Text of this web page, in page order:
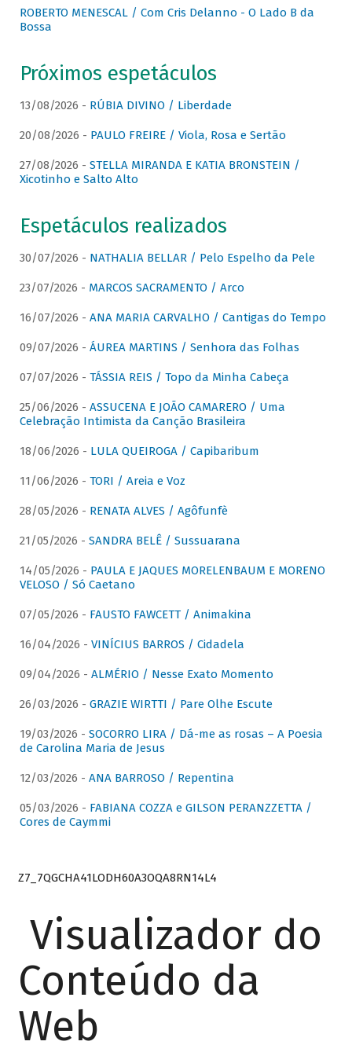
ROBERTO MENESCAL / Com Cris Delanno - O Lado B da
Bossa
Próximos espetáculos
13/08/2026 - RÚBIA DIVINO / Liberdade
20/08/2026 - PAULO FREIRE / Viola, Rosa e Sertão
27/08/2026 - STELLA MIRANDA E KATIA BRONSTEIN /
Xicotinho e Salto Alto
Espetáculos realizados
30/07/2026 - NATHALIA BELLAR / Pelo Espelho da Pele
23/07/2026 - MARCOS SACRAMENTO / Arco
16/07/2026 - ANA MARIA CARVALHO / Cantigas do Tempo
09/07/2026 - ÁUREA MARTINS / Senhora das Folhas
07/07/2026 - TÁSSIA REIS / Topo da Minha Cabeça
25/06/2026 - ASSUCENA E JOÃO CAMARERO / Uma
Celebração Intimista da Canção Brasileira
18/06/2026 - LULA QUEIROGA / Capibaribum
11/06/2026 - TORI / Areia e Voz
28/05/2026 - RENATA ALVES / Agôfunfè
21/05/2026 - SANDRA BELÊ / Sussuarana
14/05/2026 - PAULA E JAQUES MORELENBAUM E MORENO
VELOSO / Só Caetano
07/05/2026 - FAUSTO FAWCETT / Animakina
16/04/2026 - VINÍCIUS BARROS / Cidadela
09/04/2026 - ALMÉRIO / Nesse Exato Momento
26/03/2026 - GRAZIE WIRTTI / Pare Olhe Escute
19/03/2026 - SOCORRO LIRA / Dá-me as rosas – A Poesia
de Carolina Maria de Jesus
12/03/2026 - ANA BARROSO / Repentina
05/03/2026 - FABIANA COZZA e GILSON PERANZZETTA /
Cores de Caymmi
Z7_7QGCHA41LODH60A3OQA8RN14L4
Visualizador do
Conteúdo da
Web